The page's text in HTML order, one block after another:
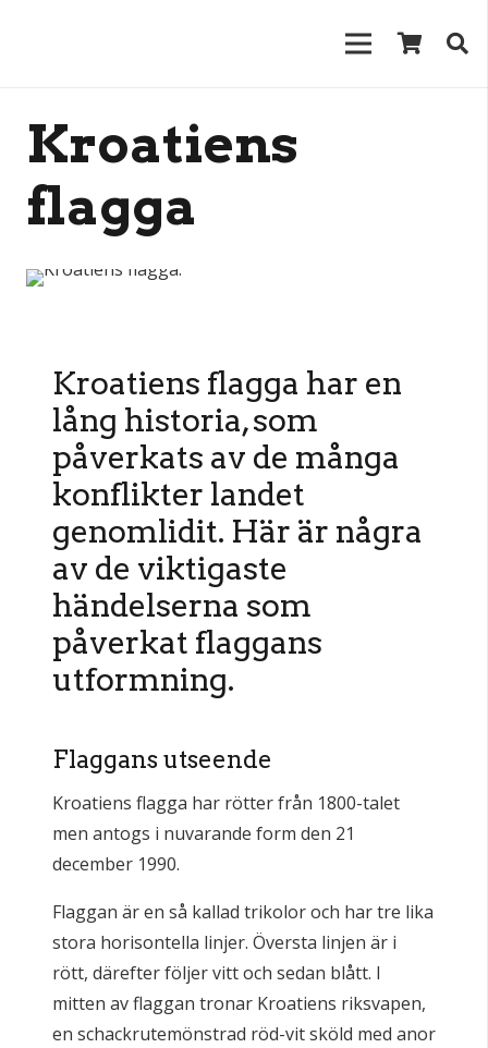
Kroatiens
flagga
Kroatiens flagga har en
lång historia, som
påverkats av de många
konflikter landet
genomlidit. Här är några
av de viktigaste
händelserna som
påverkat flaggans
utformning.
Flaggans utseende
Kroatiens flagga har rötter från 1800-talet
men antogs i nuvarande form den 21
december 1990.
Flaggan är en så kallad trikolor och har tre lika
stora horisontella linjer. Översta linjen är i
rött, därefter följer vitt och sedan blått. I
mitten av flaggan tronar Kroatiens riksvapen,
en schackrutemönstrad röd-vit sköld med anor